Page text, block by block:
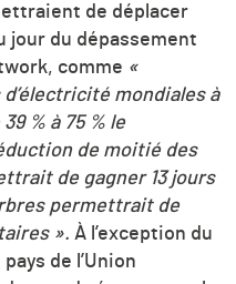
de déplacer
jour du dépassement
comme «
mondiales à
% à 75 % le
de moitié des
de gagner 13 jours
permettrait de
». À l’exception du
de l’Union